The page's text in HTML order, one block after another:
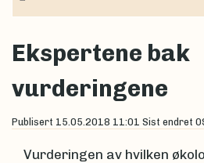
Ekspertene bak
vurderingene
Publisert 15.05.2018 11:01 Sist endret
Vurderingen av hvilken